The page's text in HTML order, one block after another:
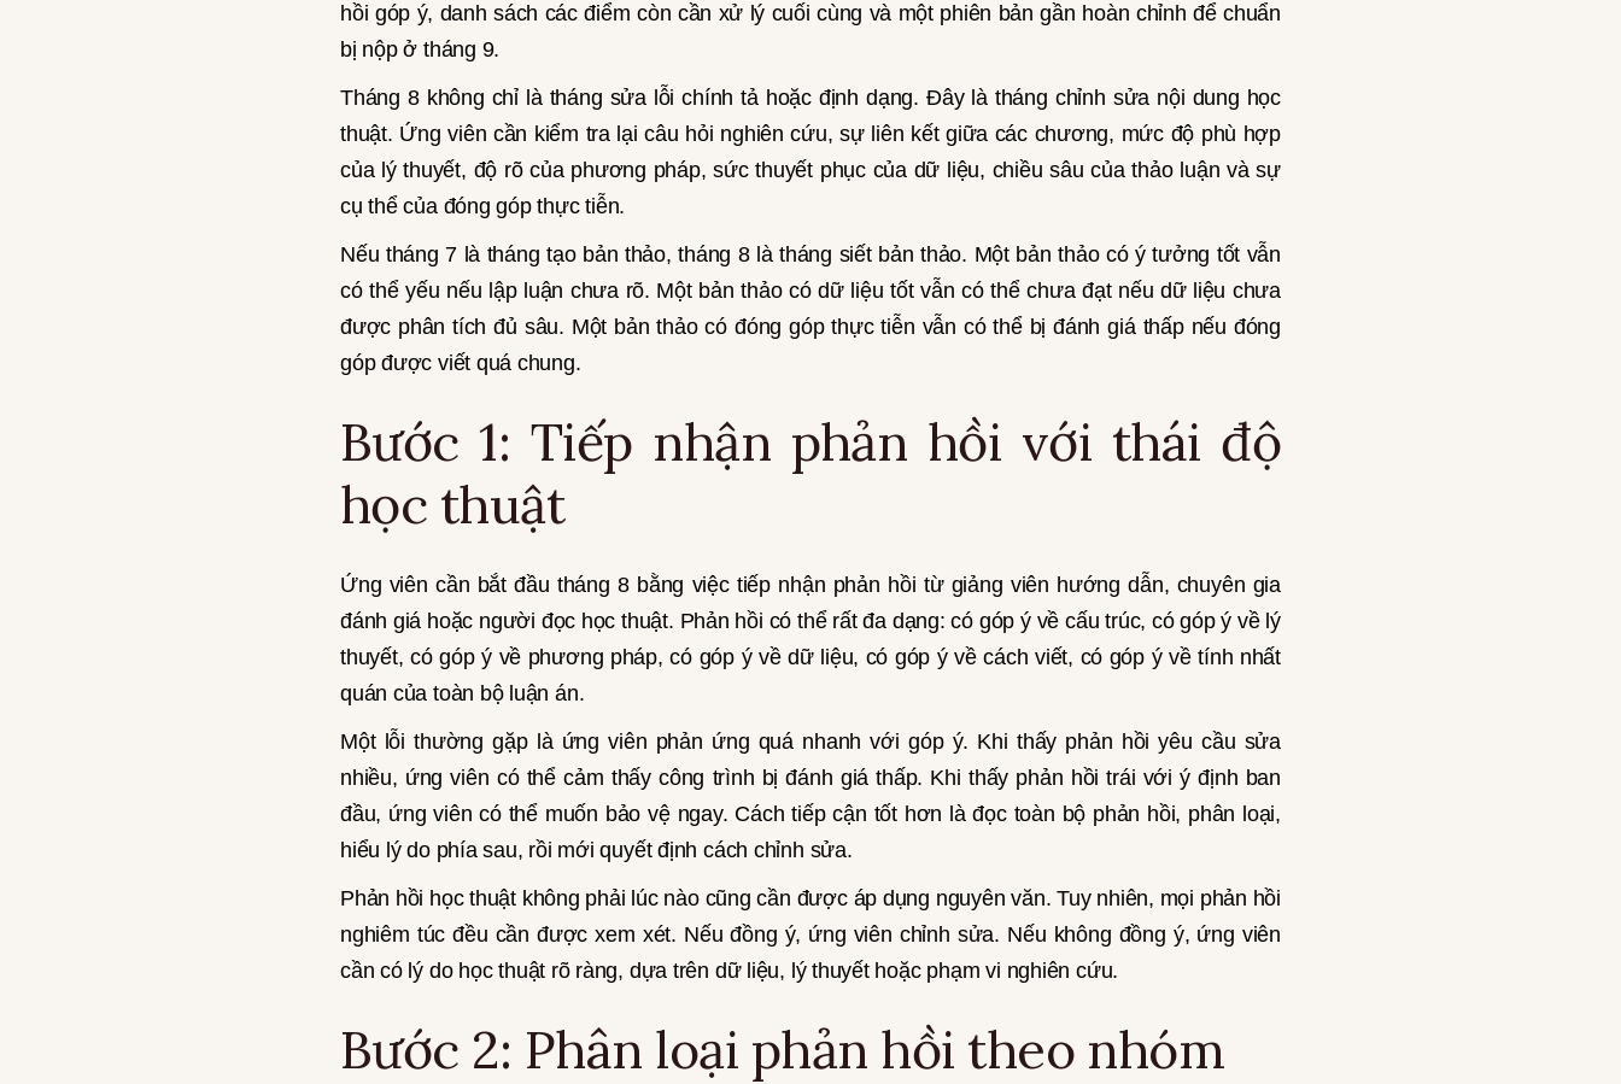
hồi góp ý, danh sách các điểm còn cần xử lý cuối cùng và một phiên bản gần hoàn chỉnh để chuẩn
bị nộp ở tháng 9.
Tháng 8 không chỉ là tháng sửa lỗi chính tả hoặc định dạng. Đây là tháng chỉnh sửa nội dung học
thuật. Ứng viên cần kiểm tra lại câu hỏi nghiên cứu, sự liên kết giữa các chương, mức độ phù hợp
của lý thuyết, độ rõ của phương pháp, sức thuyết phục của dữ liệu, chiều sâu của thảo luận và sự
cụ thể của đóng góp thực tiễn.
Nếu tháng 7 là tháng tạo bản thảo, tháng 8 là tháng siết bản thảo. Một bản thảo có ý tưởng tốt vẫn
có thể yếu nếu lập luận chưa rõ. Một bản thảo có dữ liệu tốt vẫn có thể chưa đạt nếu dữ liệu chưa
được phân tích đủ sâu. Một bản thảo có đóng góp thực tiễn vẫn có thể bị đánh giá thấp nếu đóng
góp được viết quá chung.
Bước 1: Tiếp nhận phản hồi với thái độ
học thuật
Ứng viên cần bắt đầu tháng 8 bằng việc tiếp nhận phản hồi từ giảng viên hướng dẫn, chuyên gia
đánh giá hoặc người đọc học thuật. Phản hồi có thể rất đa dạng: có góp ý về cấu trúc, có góp ý về lý
thuyết, có góp ý về phương pháp, có góp ý về dữ liệu, có góp ý về cách viết, có góp ý về tính nhất
quán của toàn bộ luận án.
Một lỗi thường gặp là ứng viên phản ứng quá nhanh với góp ý. Khi thấy phản hồi yêu cầu sửa
nhiều, ứng viên có thể cảm thấy công trình bị đánh giá thấp. Khi thấy phản hồi trái với ý định ban
đầu, ứng viên có thể muốn bảo vệ ngay. Cách tiếp cận tốt hơn là đọc toàn bộ phản hồi, phân loại,
hiểu lý do phía sau, rồi mới quyết định cách chỉnh sửa.
Phản hồi học thuật không phải lúc nào cũng cần được áp dụng nguyên văn. Tuy nhiên, mọi phản hồi
nghiêm túc đều cần được xem xét. Nếu đồng ý, ứng viên chỉnh sửa. Nếu không đồng ý, ứng viên
cần có lý do học thuật rõ ràng, dựa trên dữ liệu, lý thuyết hoặc phạm vi nghiên cứu.
Bước 2: Phân loại phản hồi theo nhóm